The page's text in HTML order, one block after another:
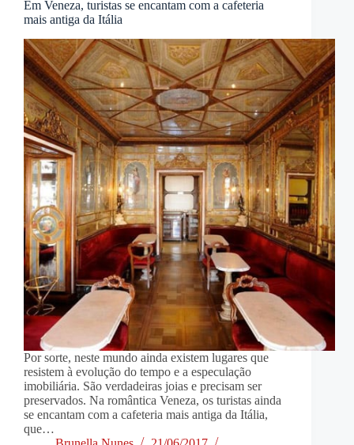
Em Veneza, turistas se encantam com a cafeteria
mais antiga da Itália
Por sorte, neste mundo ainda existem lugares que
resistem à evolução do tempo e a especulação
imobiliária. São verdadeiras joias e precisam ser
preservados. Na romântica Veneza, os turistas ainda
se encantam com a cafeteria mais antiga da Itália,
que…